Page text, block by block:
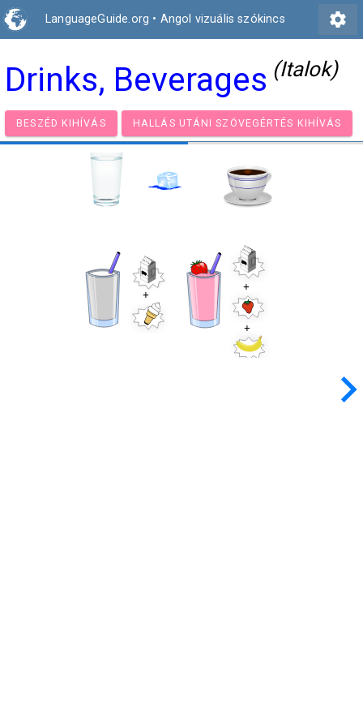
LanguageGuide.org • Angol vizuális szókincs settings
Drinks, Beverages (Italok)
BESZÉD KIHÍVÁS HALLÁS UTÁNI SZÖVEGÉRTÉS